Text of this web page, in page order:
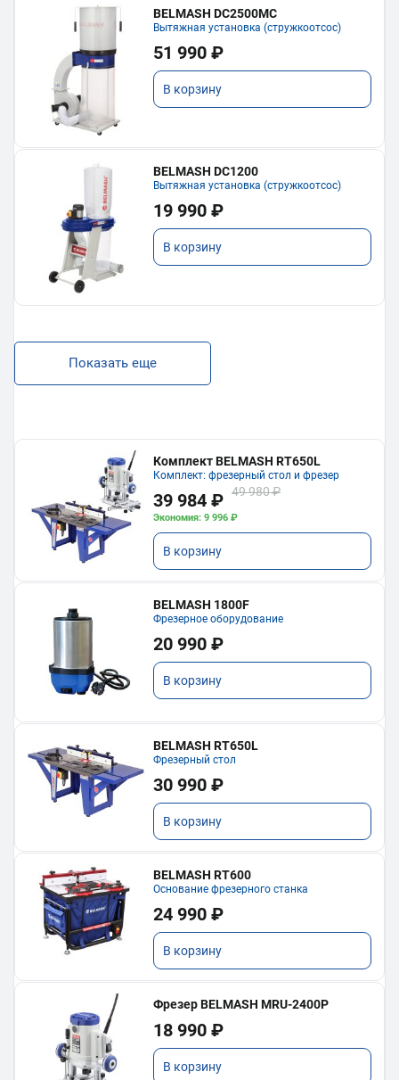
BELMASH DC2500MC
Вытяжная установка (стружкоотсос)
51 990 ₽
В корзину
BELMASH DC1200
Вытяжная установка (стружкоотсос)
19 990 ₽
В корзину
Показать еще
Комплект BELMASH RT650L
Комплект: фрезерный стол и фрезер
39 984 ₽ 49 980 ₽
Экономия: 9 996 ₽
В корзину
BELMASH 1800F
Фрезерное оборудование
20 990 ₽
В корзину
BELMASH RT650L
Фрезерный стол
30 990 ₽
В корзину
BELMASH RT600
Основание фрезерного станка
24 990 ₽
В корзину
Фрезер BELMASH MRU-2400P
18 990 ₽
В корзину